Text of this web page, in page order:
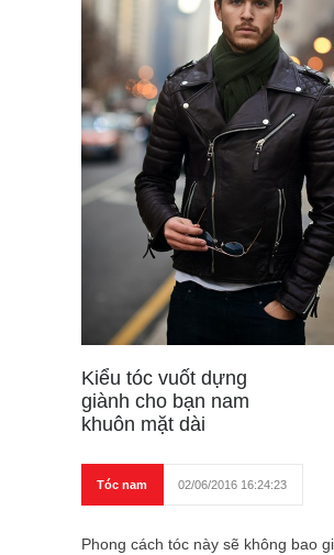
Kiểu tóc vuốt dựng
giành cho bạn nam
khuôn mặt dài
Tóc nam 02/06/2016 16:24:23
Phong cách tóc này sẽ không bao